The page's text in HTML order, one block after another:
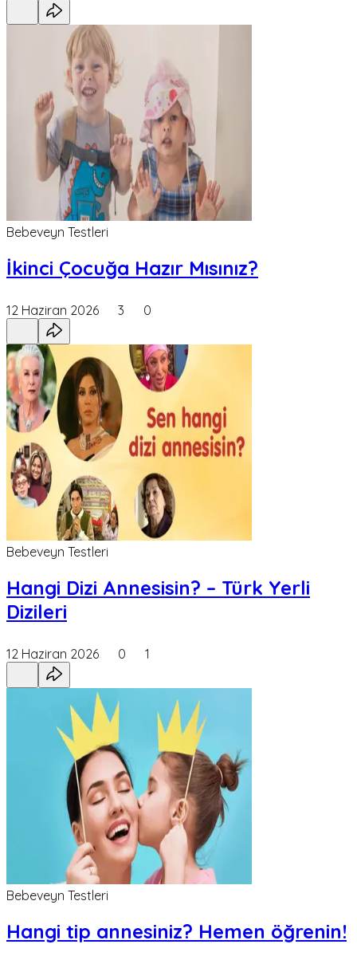
Bebeveyn Testleri
İkinci Çocuğa Hazır Mısınız?
12 Haziran 2026 3 0
Bebeveyn Testleri
Hangi Dizi Annesisin? – Türk Yerli
Dizileri
12 Haziran 2026 0 1
Bebeveyn Testleri
Hangi tip annesiniz? Hemen öğrenin!